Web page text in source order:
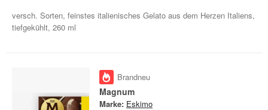
versch. Sorten, feinstes italienisches Gelato aus dem Herzen Italiens,
tiefgekühlt, 260 ml
Brandneu
Magnum
Marke: Eskimo